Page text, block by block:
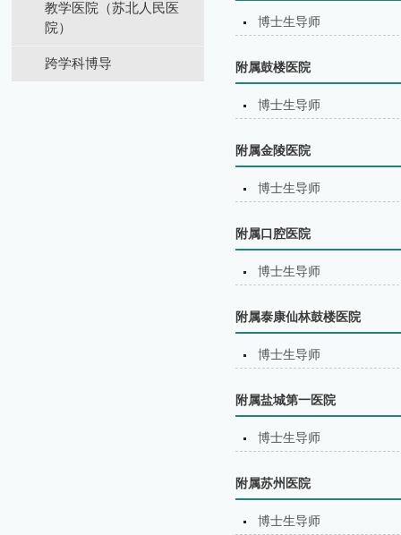
教学医院（苏北⼈⺠医
院）
跨学科博导
博士生导师
附属鼓楼医院
博士生导师
附属金陵医院
博士生导师
附属口腔医院
博士生导师
附属泰康仙林鼓楼医院
博士生导师
附属盐城第⼀医院
博士生导师
附属苏州医院
博士生导师